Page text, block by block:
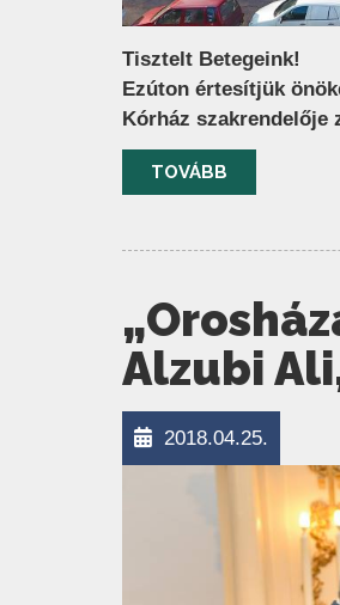
Tisztelt Betegeink!
Ezúton értesítjük
Kórház szakrendelője
TOVÁBB
Alzubi
2018.04.25.